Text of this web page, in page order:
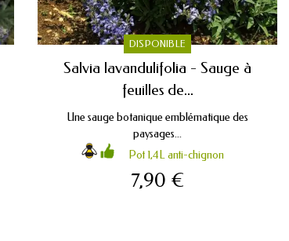
DISPONIBLE
Salvia lavandulifolia - Sauge à
feuilles de...
Une sauge botanique emblématique des
paysages...
Pot 1,4L anti-chignon
7,90 €